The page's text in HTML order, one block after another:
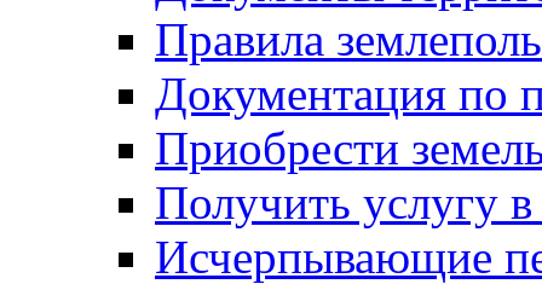
Правила
Документация по
Приобрести
Получить услугу в
Исчерпывающие